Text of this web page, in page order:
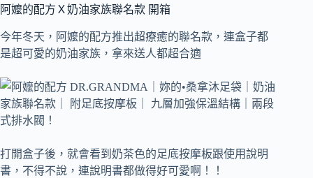
阿嬤的配方Ｘ奶油家族聯名款 開箱
今年冬天，阿嬤的配方推出超療癒的聯名款，連盒子都
是超可愛的奶油家族，拿來送人都超合適
打開盒子後，就會看到奶茶色的足底按摩板跟使用說明
書，不得不說，連說明書都做得好可愛啊！！